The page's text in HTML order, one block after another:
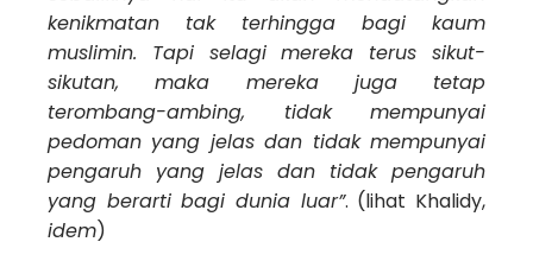
kenikmatan tak terhingga bagi kaum
muslimin. Tapi selagi mereka terus sikut-
sikutan, maka mereka juga tetap
terombang-ambing, tidak mempunyai
pedoman yang jelas dan tidak mempunyai
pengaruh yang jelas dan tidak pengaruh
yang berarti bagi dunia luar”. (lihat Khalidy,
idem)